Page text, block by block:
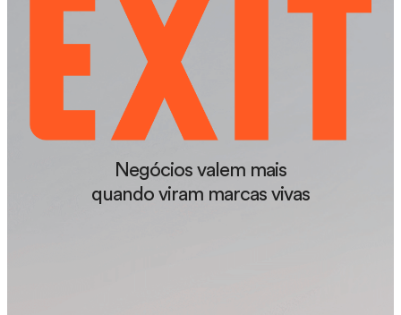
Negócios valem mais
quando viram marcas vivas